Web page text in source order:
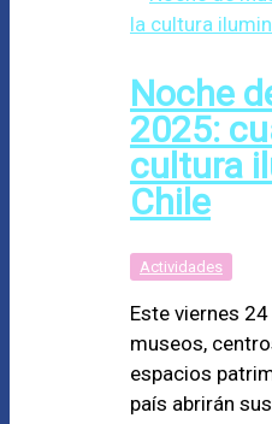
Noche
2025:
cultura
Chile
Actividades
Este viernes
museos,
espacios
país abrirán